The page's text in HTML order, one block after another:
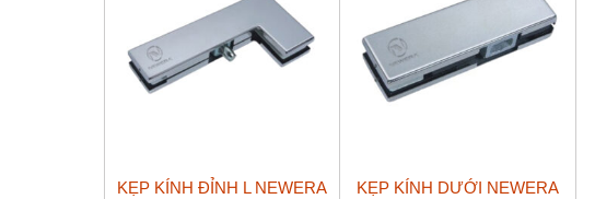
KẸP KÍNH ĐỈNH L NEWERA
KẸP KÍNH DƯỚI NEWERA